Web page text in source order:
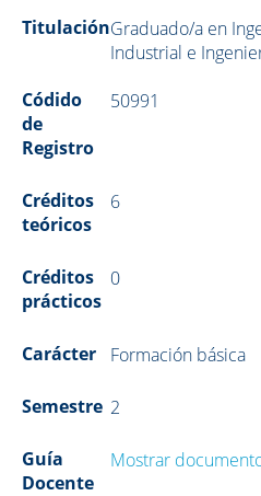
TitulaciónGraduado/a en
Industrial e
Códido
de
Registro
50991
Créditos
teóricos
6
Créditos
prácticos
0
Carácter Formación básica
Semestre 2
Guía
Docente
Mostrar